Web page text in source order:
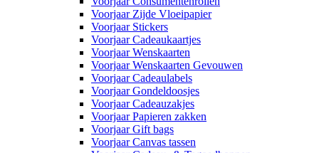
Voorjaar Zijde Vloeipapier
Voorjaar Stickers
Voorjaar Cadeaukaartjes
Voorjaar Wenskaarten
Voorjaar Wenskaarten Gevouwen
Voorjaar Cadeaulabels
Voorjaar Gondeldoosjes
Voorjaar Cadeauzakjes
Voorjaar Papieren zakken
Voorjaar Gift bags
Voorjaar Canvas tassen